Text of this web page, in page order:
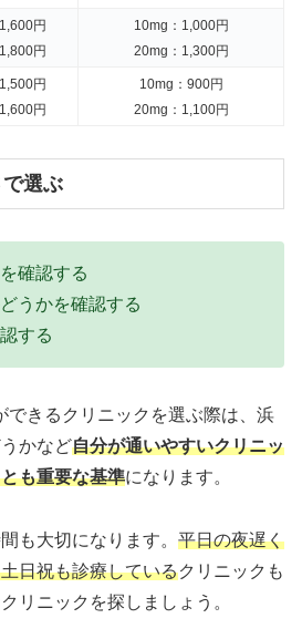
円
円
10mg：1,000円
20mg：1,300円
円
円
10mg：900円
20mg：1,100円
選ぶ
確認する
うかを確認する
する
できるクリニックを選ぶ際は、浜
かなど自分が通いやすいクリニッ
も重要な基準になります。
も大切になります。 平日の夜遅く
日祝も診療しているクリニックも
リニックを探しましょう。